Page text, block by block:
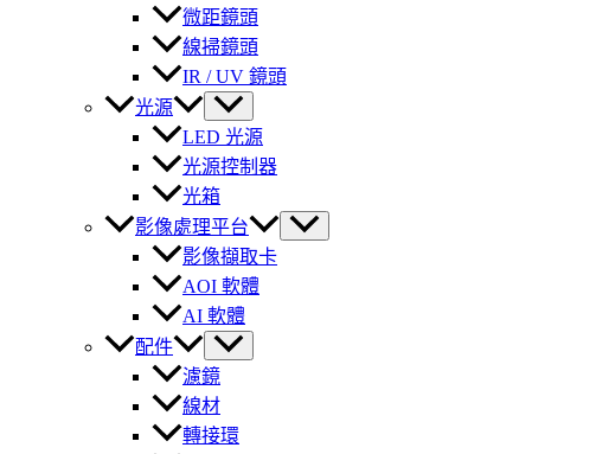
微距鏡頭
線掃鏡頭
IR / UV 鏡頭
光源
LED 光源
光源控制器
光箱
影像處理平台
影像擷取卡
AOI 軟體
AI 軟體
配件
濾鏡
線材
轉接環